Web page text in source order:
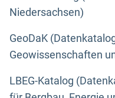
Niedersachsen)
GeoDaK
Geowissenschaften
LBEG-Katalog